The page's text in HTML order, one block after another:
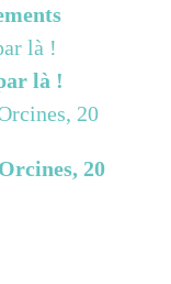
là !
20